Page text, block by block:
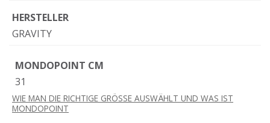
HERSTELLER
GRAVITY
MONDOPOINT CM
31
WIE MAN DIE RICHTIGE GRÖSSE AUSWÄHLT UND WAS IST
MONDOPOINT